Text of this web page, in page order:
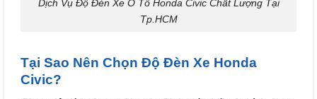
Dịch Vụ Độ Đèn Xe Ô Tô Honda Civic Chất Lượng Tại
Tp.HCM
Tại Sao Nên Chọn Độ Đèn Xe Honda
Civic?